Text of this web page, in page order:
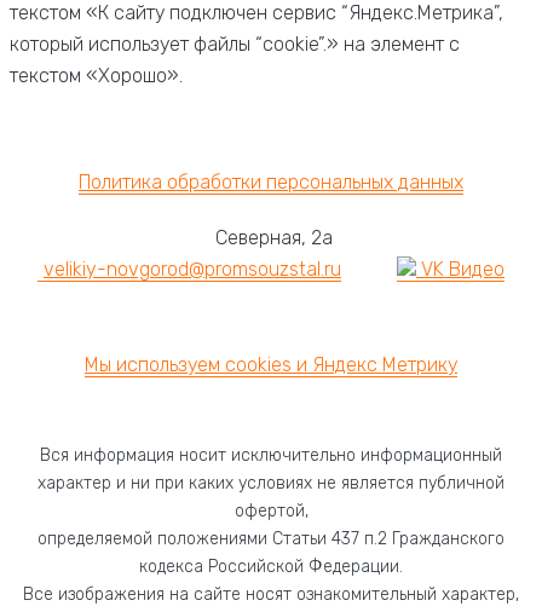
текстом «К сайту подключен сервис “Яндекс.Метрика”,
который использует файлы “cookie”.» на элемент с
текстом «Хорошо».
Политика обработки персональных данных
Северная, 2а
velikiy-novgorod@promsouzstal.ru
VK Видео
Мы используем cookies и Яндекс Метрику
Вся информация носит исключительно информационный
характер и ни при каких условиях не является публичной
офертой,
определяемой положениями Статьи 437 п.2 Гражданского
кодекса Российской Федерации.
Все изображения на сайте носят ознакомительный характер,